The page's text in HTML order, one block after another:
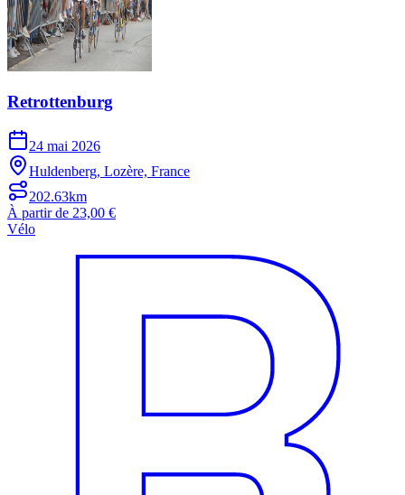
Retrottenburg
24 mai 2026
Huldenberg, Lozère, France
202.63km
À partir de 23,00 €
Vélo